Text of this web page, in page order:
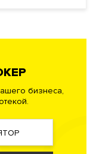
камнем с цветной
перетекает в
витражи во
внутренним и
из латуни, стекла
оттенках
бизнеса,